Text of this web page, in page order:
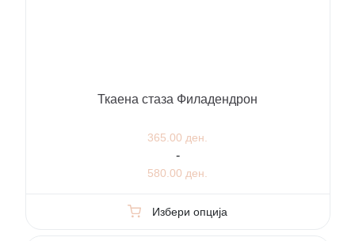
Ткаена стаза Филадендрон
365.00 ден.
-
580.00 ден.
Избери опција